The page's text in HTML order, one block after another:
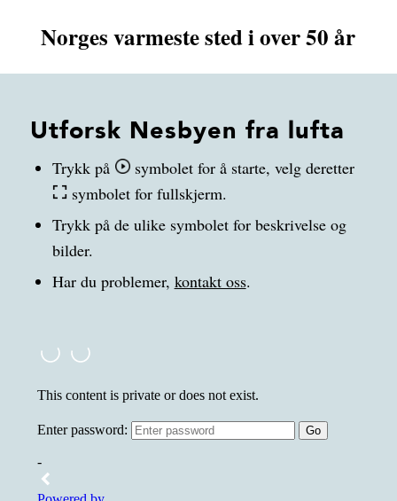
Norges varmeste sted i over 50 år
Utforsk Nesbyen fra lufta
Trykk på
symbolet for å starte, velg deretter
symbolet for fullskjerm.
Trykk på de ulike symbolet for beskrivelse og
bilder.
Har du problemer, kontakt oss.